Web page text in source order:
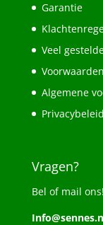
Garantie
Veel
Algemene
Privacybeleid
Vragen?
Bel of mail ons!